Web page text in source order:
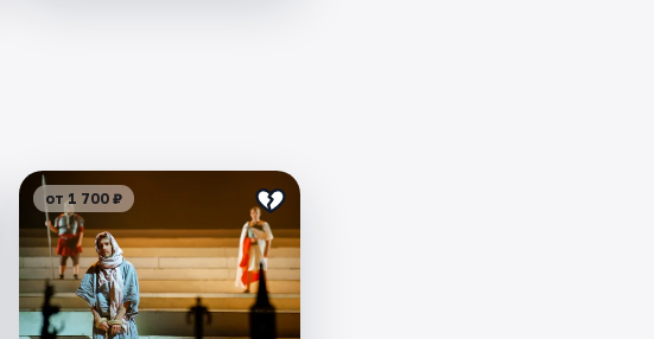
от 1 700 ₽